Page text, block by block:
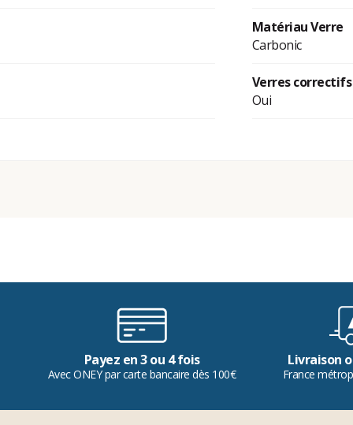
Matériau Verre
Carbonic
Verres
Oui
Payez en 3 ou 4 fois
Avec ONEY par carte bancaire dès 100€
Livraison
France